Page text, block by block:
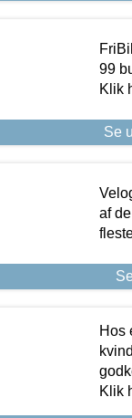
99
Klik
Se
af
Hos
Klik